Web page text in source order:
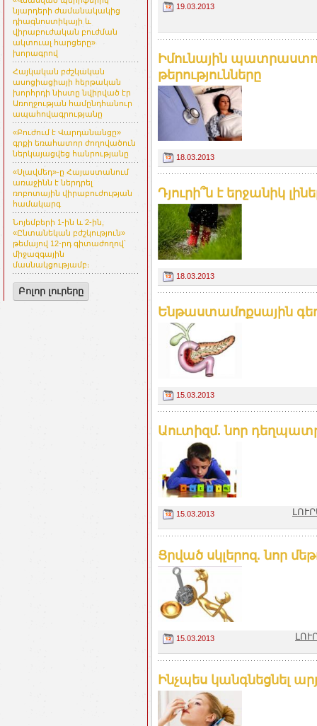
նյարդերի ժամանակակից
դիագնոստիկայի և
վիրաբուժական բուժման
ակտուալ հարցերը»
խորագրով
Հայկական բժշկական
ասոցիացիայի հերթական
խորհրդի նիստը նվիրված էր
Առողջության համընդհանուր
ապահովագրությանը
«Բուժում է Վարդանանցը»
գրքի եռահատոր ժողովածուն
ներկայացվեց հանրությանը
«Սլավմեդ»-ը Հայաստանում
առաջինն է ներդրել
ռոբոտային վիրաբուժության
համակարգ
Նոյեմբերի 1-ին և 2-ին,
«Ընտանեկան բժշկություն»
թեմայով 12-րդ գիտաժողով՝
միջազգային
մասնակցությամբ։
Բոլոր լուրերը
19.03.2013
Իմունային
թերությունները
18.03.2013
Դյուրի՞ն է երջանիկ
18.03.2013
Ենթաստամոքսային
15.03.2013
Աուտիզմ. նոր
15.03.2013
Ցրված սկլերոզ. նոր
15.03.2013
Ինչպես կանգնեցնել